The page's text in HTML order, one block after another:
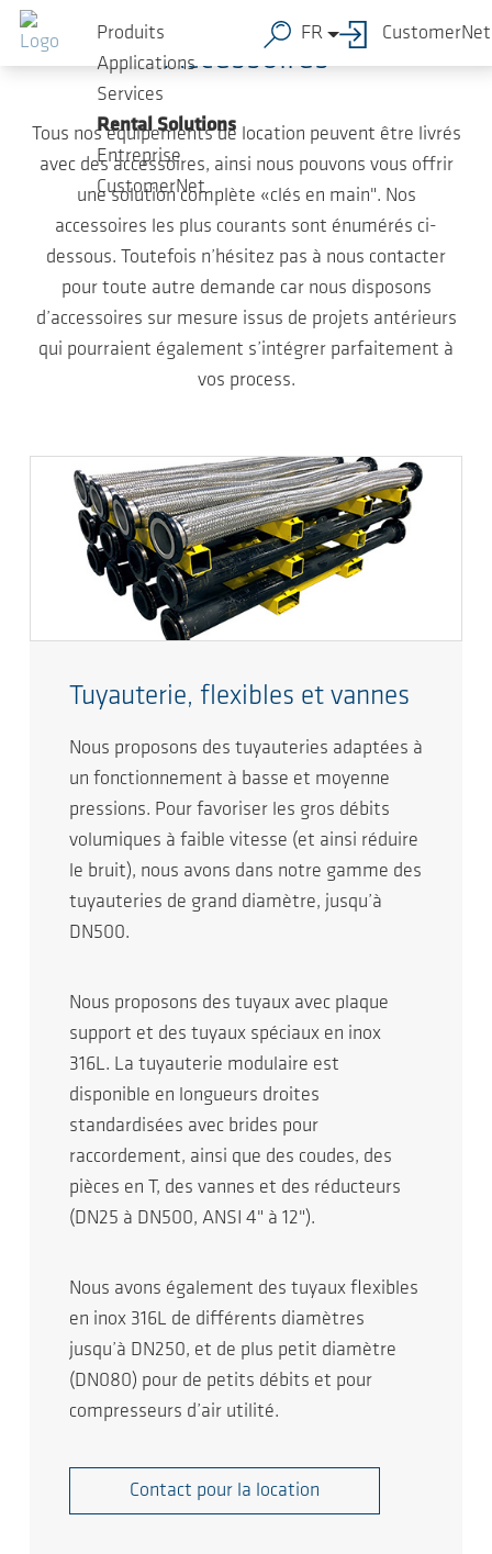
Sauter au contenu principal
Produits
Applications
Services
Rental Solutions
Entreprise
CustomerNet
FR CustomerNet
Accessoires
Tous nos équipements de location peuvent être livrés
avec des accessoires, ainsi nous pouvons vous offrir
une solution complète «clés en main". Nos
accessoires les plus courants sont énumérés ci-
dessous. Toutefois n’hésitez pas à nous contacter
pour toute autre demande car nous disposons
d’accessoires sur mesure issus de projets antérieurs
qui pourraient également s’intégrer parfaitement à
vos process.
Tuyauterie, flexibles et vannes
Nous proposons des tuyauteries adaptées à
un fonctionnement à basse et moyenne
pressions. Pour favoriser les gros débits
volumiques à faible vitesse (et ainsi réduire
le bruit), nous avons dans notre gamme des
tuyauteries de grand diamètre, jusqu’à
DN500.
Nous proposons des tuyaux avec plaque
support et des tuyaux spéciaux en inox
316L. La tuyauterie modulaire est
disponible en longueurs droites
standardisées avec brides pour
raccordement, ainsi que des coudes, des
pièces en T, des vannes et des réducteurs
(DN25 à DN500, ANSI 4" à 12").
Nous avons également des tuyaux flexibles
en inox 316L de différents diamètres
jusqu’à DN250, et de plus petit diamètre
(DN080) pour de petits débits et pour
compresseurs d’air utilité.
Contact pour la location